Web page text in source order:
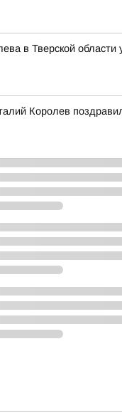
в Тверской области
Королев